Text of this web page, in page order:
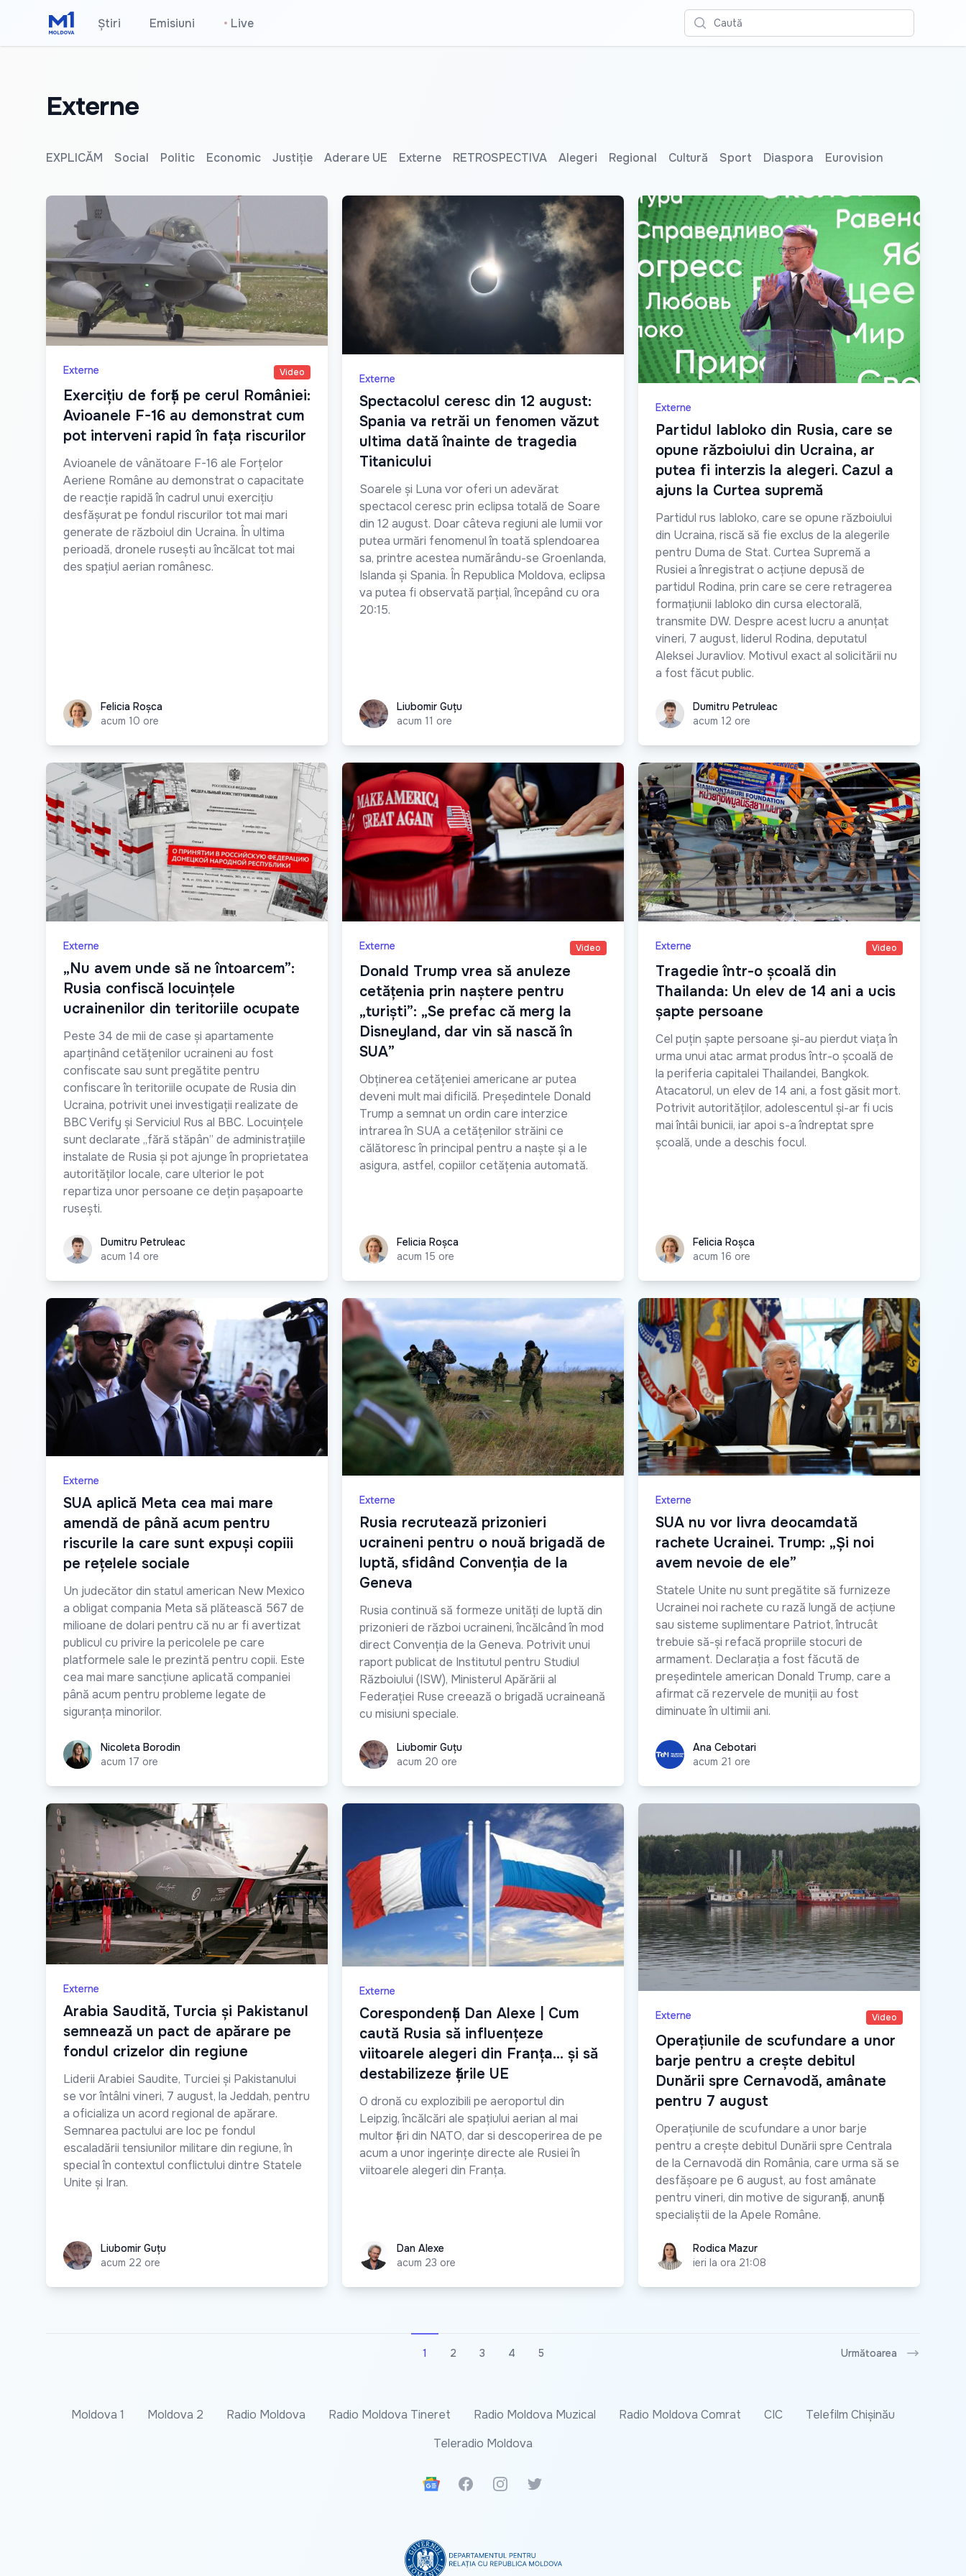
Știri Emisiuni • Live Caută
Externe
EXPLICĂM Social Politic Economic Justiție Aderare UE Externe RETROSPECTIVA Alegeri Regional Cultură Sport Diaspora Eurovision
Externe Video
Exercițiu de forță pe cerul României:
Avioanele F-16 au demonstrat cum
pot interveni rapid în fața riscurilor
Avioanele de vânătoare F-16 ale Forțelor
Aeriene Române au demonstrat o capacitate
de reacție rapidă în cadrul unui exercițiu
desfășurat pe fondul riscurilor tot mai mari
generate de războiul din Ucraina. În ultima
perioadă, dronele rusești au încălcat tot mai
des spațiul aerian românesc.
Felicia RoșcaFelicia Roșca
acum 10 ore
Externe
Spectacolul ceresc din 12 august:
Spania va retrăi un fenomen văzut
ultima dată înainte de tragedia
Titanicului
Soarele și Luna vor oferi un adevărat
spectacol ceresc prin eclipsa totală de Soare
din 12 august. Doar câteva regiuni ale lumii vor
putea urmări fenomenul în toată splendoarea
sa, printre acestea numărându-se Groenlanda,
Islanda și Spania. În Republica Moldova, eclipsa
va putea fi observată parțial, începând cu ora
20:15.
Liubomir Guțu
Liubomir Guțu
acum 11 ore
Externe
Partidul Iabloko din Rusia, care se
opune războiului din Ucraina, ar
putea fi interzis la alegeri. Cazul a
ajuns la Curtea supremă
Partidul rus Iabloko, care se opune războiului
din Ucraina, riscă să fie exclus de la alegerile
pentru Duma de Stat. Curtea Supremă a
Rusiei a înregistrat o acțiune depusă de
partidul Rodina, prin care se cere retragerea
formațiunii Iabloko din cursa electorală,
transmite DW. Despre acest lucru a anunțat
vineri, 7 august, liderul Rodina, deputatul
Aleksei Juravliov. Motivul exact al solicitării nu
a fost făcut public.
Dumitru Petruleac
Dumitru Petruleac
acum 12 ore
Externe
„Nu avem unde să ne întoarcem”:
Rusia confiscă locuințele
ucrainenilor din teritoriile ocupate
Peste 34 de mii de case și apartamente
aparținând cetățenilor ucraineni au fost
confiscate sau sunt pregătite pentru
confiscare în teritoriile ocupate de Rusia din
Ucraina, potrivit unei investigații realizate de
BBC Verify și Serviciul Rus al BBC. Locuințele
sunt declarate „fără stăpân” de administrațiile
instalate de Rusia și pot ajunge în proprietatea
autorităților locale, care ulterior le pot
repartiza unor persoane ce dețin pașapoarte
rusești.
Dumitru Petruleac
Dumitru Petruleac
acum 14 ore
Externe Video
Donald Trump vrea să anuleze
cetățenia prin naștere pentru
„turiști”: „Se prefac că merg la
Disneyland, dar vin să nască în
SUA”
Obținerea cetățeniei americane ar putea
deveni mult mai dificilă. Președintele Donald
Trump a semnat un ordin care interzice
intrarea în SUA a cetățenilor străini ce
călătoresc în principal pentru a naște și a le
asigura, astfel, copiilor cetățenia automată.
Felicia RoșcaFelicia Roșca
acum 15 ore
Externe Video
Tragedie într-o școală din
Thailanda: Un elev de 14 ani a ucis
șapte persoane
Cel puțin șapte persoane și-au pierdut viața în
urma unui atac armat produs într-o școală de
la periferia capitalei Thailandei, Bangkok.
Atacatorul, un elev de 14 ani, a fost găsit mort.
Potrivit autorităților, adolescentul și-ar fi ucis
mai întâi bunicii, iar apoi s-a îndreptat spre
școală, unde a deschis focul.
Felicia RoșcaFelicia Roșca
acum 16 ore
Externe
SUA aplică Meta cea mai mare
amendă de până acum pentru
riscurile la care sunt expuși copiii
pe rețelele sociale
Un judecător din statul american New Mexico
a obligat compania Meta să plătească 567 de
milioane de dolari pentru că nu ar fi avertizat
publicul cu privire la pericolele pe care
platformele sale le prezintă pentru copii. Este
cea mai mare sancțiune aplicată companiei
până acum pentru probleme legate de
siguranța minorilor.
Nicoleta Borodin
Nicoleta Borodin
acum 17 ore
Externe
Rusia recrutează prizonieri
ucraineni pentru o nouă brigadă de
luptă, sfidând Convenția de la
Geneva
Rusia continuă să formeze unități de luptă din
prizonieri de război ucraineni, încălcând în mod
direct Convenția de la Geneva. Potrivit unui
raport publicat de Institutul pentru Studiul
Războiului (ISW), Ministerul Apărării al
Federației Ruse creează o brigadă ucraineană
cu misiuni speciale.
Liubomir Guțu
Liubomir Guțu
acum 20 ore
Externe
SUA nu vor livra deocamdată
rachete Ucrainei. Trump: „Și noi
avem nevoie de ele”
Statele Unite nu sunt pregătite să furnizeze
Ucrainei noi rachete cu rază lungă de acțiune
sau sisteme suplimentare Patriot, întrucât
trebuie să-și refacă propriile stocuri de
armament. Declarația a fost făcută de
președintele american Donald Trump, care a
afirmat că rezervele de muniții au fost
diminuate în ultimii ani.
Ana CebotariAna Cebotari
acum 21 ore
Externe
Arabia Saudită, Turcia și Pakistanul
semnează un pact de apărare pe
fondul crizelor din regiune
Liderii Arabiei Saudite, Turciei și Pakistanului
se vor întâlni vineri, 7 august, la Jeddah, pentru
a oficializa un acord regional de apărare.
Semnarea pactului are loc pe fondul
escaladării tensiunilor militare din regiune, în
special în contextul conflictului dintre Statele
Unite și Iran.
Liubomir Guțu
Liubomir Guțu
acum 22 ore
Externe
Сorespondență Dan Alexe | Cum
caută Rusia să influențeze
viitoarele alegeri din Franța… și să
destabilizeze țările UE
O dronă cu explozibili pe aeroportul din
Leipzig, încălcări ale spațiului aerian al mai
multor țări din NATO, dar si descoperirea de pe
acum a unor ingerințe directe ale Rusiei în
viitoarele alegeri din Franța.
Dan AlexeDan Alexe
acum 23 ore
Externe Video
Operațiunile de scufundare a unor
barje pentru a crește debitul
Dunării spre Cernavodă, amânate
pentru 7 august
Operațiunile de scufundare a unor barje
pentru a crește debitul Dunării spre Centrala
de la Cernavodă din România, care urma să se
desfășoare pe 6 august, au fost amânate
pentru vineri, din motive de siguranță, anunță
specialiștii de la Apele Române.
Rodica MazurRodica Mazur
ieri la ora 21:08
1 2 3 4 5 Următoarea
Moldova 1 Moldova 2 Radio Moldova Radio Moldova Tineret Radio Moldova Muzical Radio Moldova Comrat CIC
Telefilm Chișinău
Teleradio Moldova
Google News
FacebookInstagramTwitter